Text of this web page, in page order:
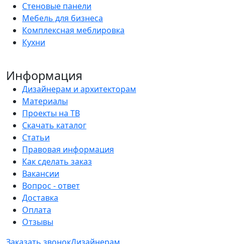
Стеновые панели
Мебель для бизнеса
Комплексная меблировка
Кухни
Информация
Дизайнерам и архитекторам
Материалы
Проекты на ТВ
Скачать каталог
Статьи
Правовая информация
Как сделать заказ
Вакансии
Вопрос - ответ
Доставка
Оплата
Отзывы